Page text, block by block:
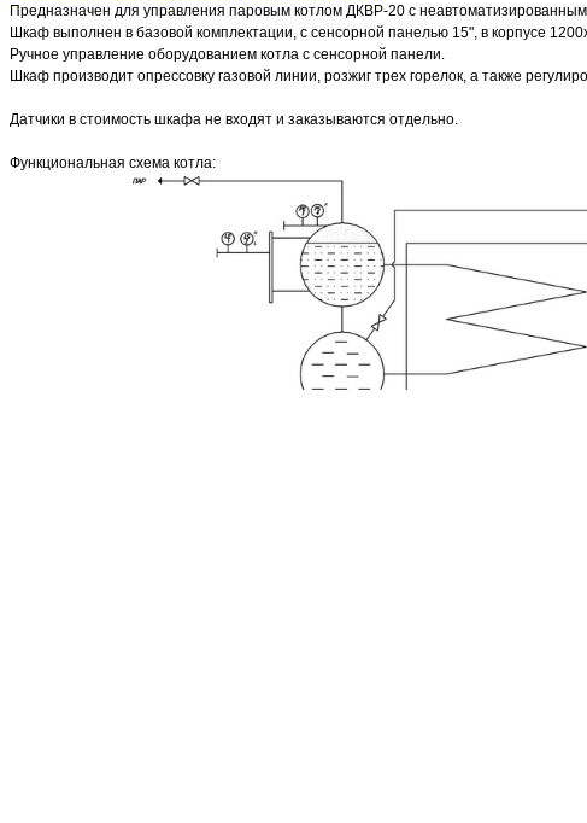
Предназначен для управления паровым котлом ДКВР-20 с
Шкаф выполнен в базовой комплектации, с сенсорной панелью 15", в корпусе
Ручное управление оборудованием котла с сенсорной панели.
Шкаф производит опрессовку газовой линии, розжиг трех горелок, а также
Датчики в стоимость шкафа не входят и заказываются отдельно.
Функциональная схема котла: